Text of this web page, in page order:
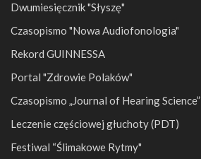
Dwumiesięcznik "Słyszę"
Czasopismo "Nowa Audiofonologia"
Rekord GUINNESSA
Portal "Zdrowie Polaków"
Czasopismo „Journal of Hearing Science”
Leczenie częściowej głuchoty (PDT)
Festiwal “Ślimakowe Rytmy"